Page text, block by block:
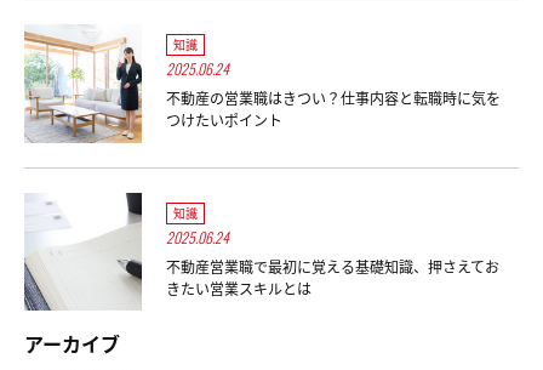
知識
2025.06.24
不動産の営業職はきつい？仕事内容と転職時に気を
つけたいポイント
知識
2025.06.24
不動産営業職で最初に覚える基礎知識、押さえてお
きたい営業スキルとは
アーカイブ